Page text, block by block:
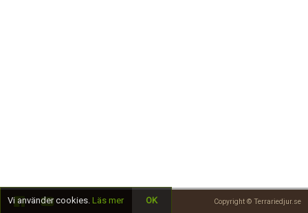
Copyright © Terrariedjur.se
Vi använder cookies. Läs mer OK